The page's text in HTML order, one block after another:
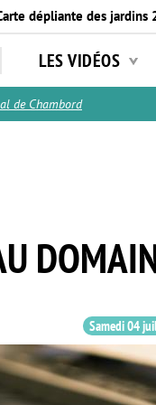
dépliante des jardins
LES VIDÉOS
de Chambord
Samedi 04